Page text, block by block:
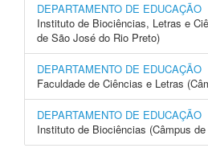
DEPARTAMENTO DE EDUCAÇÃO
Instituto de Biociências, Letras e
de São José do Rio Preto)
DEPARTAMENTO DE EDUCAÇÃO
Faculdade de Ciências e Letras
DEPARTAMENTO DE EDUCAÇÃO
Instituto de Biociências (Câmpus